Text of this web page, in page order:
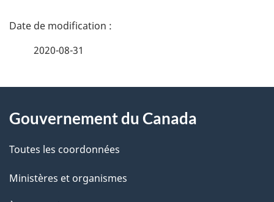
D
i
l
s
2020-08-31
propos
de
ce
Gouvernement du Canada
Toutes les coordonnées
Ministères et organismes